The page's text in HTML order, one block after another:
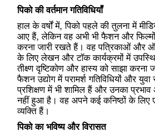
पिको की वर्तमान गतिविधियाँ
हाल के वर्षों में, पिको पहले की तुलना में
आए हैं, लेकिन वह अभी भी फैशन और फिल्मों
करना जारी रखते हैं। वह पत्रिकाओं और
के लिए लेखन और टॉक कार्यक्रमों में
तीक्ष्ण दृष्टिकोण और हास्य को साझा करना
फैशन उद्योग में परामर्श गतिविधियों और युवा
प्रशिक्षण में भी शामिल हैं और उनका
नहीं हुआ है। वह अपने कई कनिष्ठों के लिए
व्यक्ति हैं।
पिको का भविष्य और विरासत